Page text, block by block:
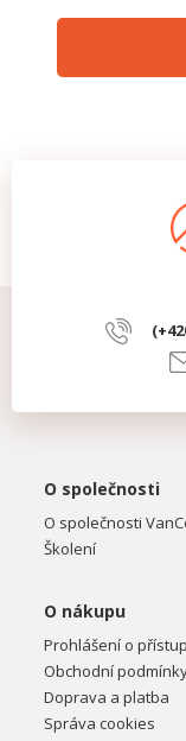
O společnosti
O společnosti
Školení
O nákupu
Prohlášení o
Obchodní
Doprava a platba
Správa cookies